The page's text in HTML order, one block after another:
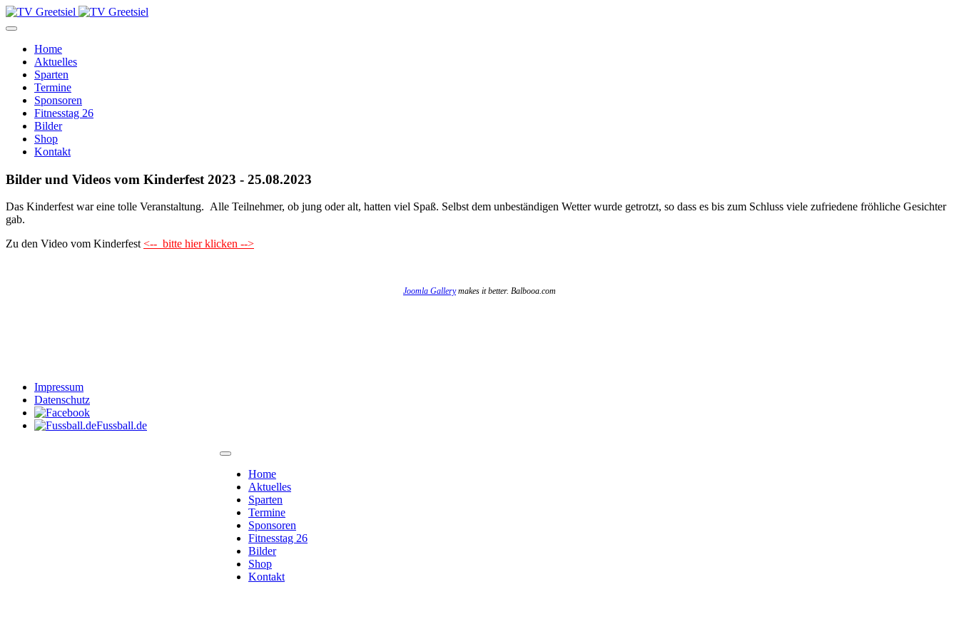
Home
Aktuelles
Sparten
Termine
Sponsoren
Fitnesstag 26
Bilder
Shop
Kontakt
Bilder und Videos vom Kinderfest 2023 - 25.08.2023
Das Kinderfest war eine tolle Veranstaltung. Alle Teilnehmer, ob jung oder alt, hatten viel Spaß. Selbst dem unbeständigen Wetter wurde getrotzt, so dass es bis zum Schluss viele zufriedene fröhliche Gesichter
gab.
Zu den Video vom Kinderfest<-- bitte hier klicken -->
Joomla Gallerymakes it better. Balbooa.com
Impressum
Datenschutz
Fussball.de
Home
Aktuelles
Sparten
Termine
Sponsoren
Fitnesstag 26
Bilder
Shop
Kontakt